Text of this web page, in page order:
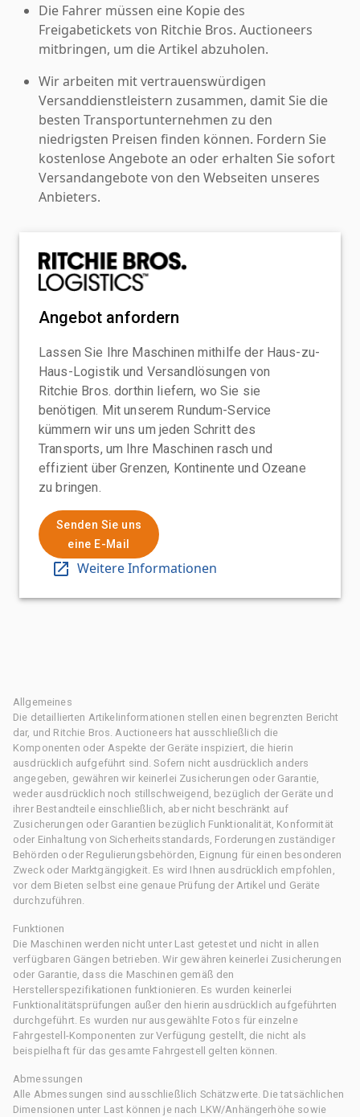
Die Fahrer müssen eine Kopie des
Freigabetickets von Ritchie Bros. Auctioneers
mitbringen, um die Artikel abzuholen.
Wir arbeiten mit vertrauenswürdigen
Versanddienstleistern zusammen, damit Sie die
besten Transportunternehmen zu den
niedrigsten Preisen finden können. Fordern Sie
kostenlose Angebote an oder erhalten Sie sofort
Versandangebote von den Webseiten unseres
Anbieters.
Angebot anfordern
Lassen Sie Ihre Maschinen mithilfe der Haus-zu-
Haus-Logistik und Versandlösungen von
Ritchie Bros. dorthin liefern, wo Sie sie
benötigen. Mit unserem Rundum-Service
kümmern wir uns um jeden Schritt des
Transports, um Ihre Maschinen rasch und
effizient über Grenzen, Kontinente und Ozeane
zu bringen.
Senden Sie uns
eine E-Mail
Weitere Informationen
Allgemeines
Die detaillierten Artikelinformationen stellen einen begrenzten Bericht
dar, und Ritchie Bros. Auctioneers hat ausschließlich die
Komponenten oder Aspekte der Geräte inspiziert, die hierin
ausdrücklich aufgeführt sind. Sofern nicht ausdrücklich anders
angegeben, gewähren wir keinerlei Zusicherungen oder Garantie,
weder ausdrücklich noch stillschweigend, bezüglich der Geräte und
ihrer Bestandteile einschließlich, aber nicht beschränkt auf
Zusicherungen oder Garantien bezüglich Funktionalität, Konformität
oder Einhaltung von Sicherheitsstandards, Forderungen zuständiger
Behörden oder Regulierungsbehörden, Eignung für einen besonderen
Zweck oder Marktgängigkeit. Es wird Ihnen ausdrücklich empfohlen,
vor dem Bieten selbst eine genaue Prüfung der Artikel und Geräte
durchzuführen.
Funktionen
Die Maschinen werden nicht unter Last getestet und nicht in allen
verfügbaren Gängen betrieben. Wir gewähren keinerlei Zusicherungen
oder Garantie, dass die Maschinen gemäß den
Herstellerspezifikationen funktionieren. Es wurden keinerlei
Funktionalitätsprüfungen außer den hierin ausdrücklich aufgeführten
durchgeführt. Es wurden nur ausgewählte Fotos für einzelne
Fahrgestell-Komponenten zur Verfügung gestellt, die nicht als
beispielhaft für das gesamte Fahrgestell gelten können.
Abmessungen
Alle Abmessungen sind ausschließlich Schätzwerte. Die tatsächlichen
Dimensionen unter Last können je nach LKW/Anhängerhöhe sowie